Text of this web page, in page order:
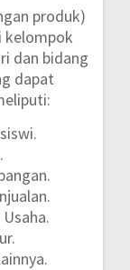
produk)
kelompok
dan bidang
dapat